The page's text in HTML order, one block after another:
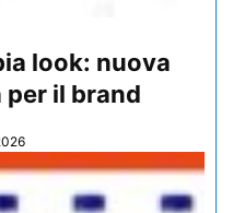
look: nuova
il brand